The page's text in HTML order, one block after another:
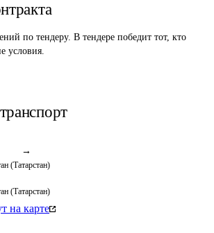
по тендеру. В тендере победит тот, кто
условия.
→
(Татарстан)
(Татарстан)
на карте